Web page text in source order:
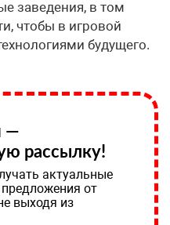
заведения, в том
чтобы в игровой
будущего.
—
рассылку!
актуальные
от
выходя из